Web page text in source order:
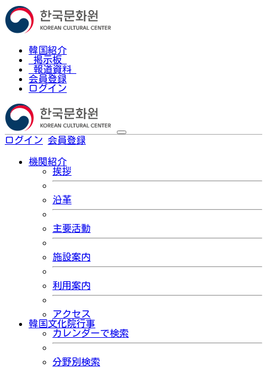
韓国紹介
掲示板
報道資料
会員登録
ログイン
ログイン 会員登録
機関紹介
挨拶
沿革
主要活動
施設案内
利用案内
アクセス
韓国文化院行事
カレンダーで検索
分野別検索